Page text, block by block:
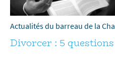
Actualités du barreau de la
Divorcer : 5